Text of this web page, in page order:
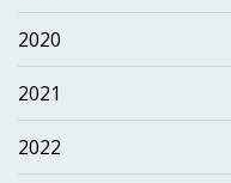
2020
2021
2022